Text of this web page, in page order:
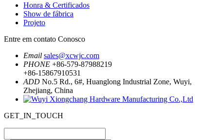
Honra & Certificados
Show de fábrica
Projeto
Entre em contato Conosco
Email sales@xcwjc.com
PHONE +86-579-87988219
+86-15867910531
ADD No.5 Rd., 6#, Huanglong Industrial Zone, Wuyi,
Zhejiang, China
GET_IN_TOUCH